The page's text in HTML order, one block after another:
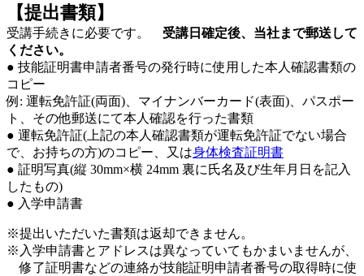
【提出書類】
受講手続きに必要です。 受講日確定後、当社まで郵送して
ください。
● 技能証明書申請者番号の発行時に使用した本人確認書類の
コピー
例: 運転免許証(両面)、マイナンバーカード(表面)、パスポー
ト、その他郵送にて本人確認を行った書類
● 運転免許証(上記の本人確認書類が運転免許証でない場合
で、お持ちの方)のコピー、又は身体検査証明書
● 証明写真(縦 30mm×横 24mm 裏に氏名及び生年月日を記入
したもの)
● 入学申請書
※提出いただいた書類は返却できません。
※入学申請書とアドレスは異なっていてもかまいませんが、
修了証明書などの連絡が技能証明申請者番号の取得時に使